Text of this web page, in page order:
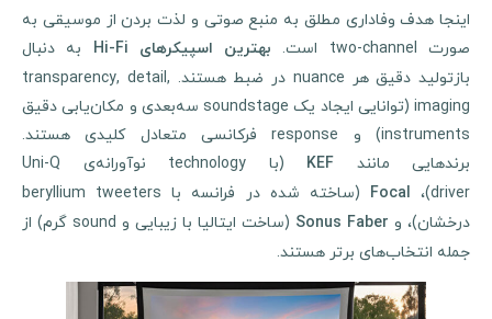
اینجا هدف وفاداری مطلق به منبع صوتی و لذت بردن از موسیقی به
صورت two-channel است.
بهترین اسپیکرهایHi-Fi
به دنبال
بازتولید دقیق هر nuance در ضبط هستند. transparency, detail,
imaging (توانایی ایجاد یک soundstage سه‌بعدی و مکان‌یابی دقیق
instruments) و response فرکانسی متعادل کلیدی هستند.
برندهایی مانند KEF
(با technology نوآورانه‌ی Uni-Q
driver)،
Focal
(ساخته شده در فرانسه با beryllium tweeters
درخشان)، وSonus Faber
(ساخت ایتالیا با زیبایی و sound گرم) از
جمله انتخاب‌های برتر هستند.